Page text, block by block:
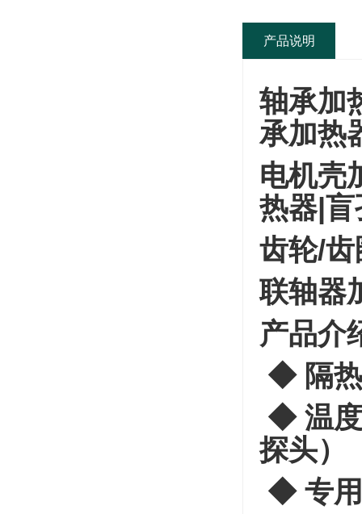
产品说明
轴承加
承加热
电机壳
热器|
齿轮/
联轴器
产品介
◆ 隔
◆ 温
探头）
◆ 专